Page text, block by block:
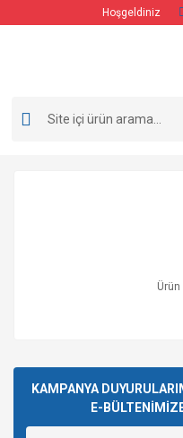
Hoşgeldiniz
Ürün
KAMPANYA
E-